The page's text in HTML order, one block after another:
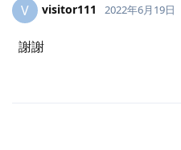
V visitor111 2022年6月19日
謝謝